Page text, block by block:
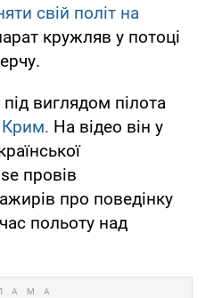
свій політ на
кружляв у потоці
виглядом пілота
Крим. На відео він у
провів
про поведінку
польоту над